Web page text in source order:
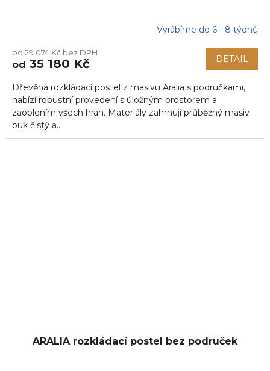
Vyrábíme do 6 - 8 týdnů
od 29 074 Kč bez DPH
od 35 180 Kč DETAIL
Dřevěná rozkládací postel z masivu Aralia s područkami,
nabízí robustní provedení s úložným prostorem a
zaoblením všech hran. Materiály zahrnují průběžný masiv
buk čistý a...
ARALIA rozkládací postel bez područek